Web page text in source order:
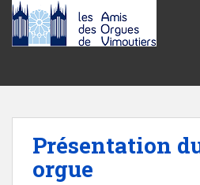
Présentation
orgue